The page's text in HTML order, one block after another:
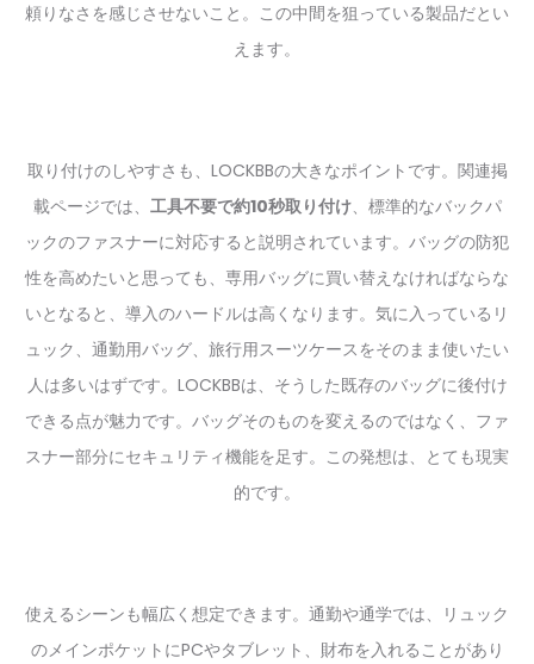
頼りなさを感じさせないこと。この中間を狙っている製品だとい
えます。
取り付けのしやすさも、LOCKBBの大きなポイントです。関連掲
載ページでは、 工具不要で約10秒取り付け、標準的なバックパ
ックのファスナーに対応すると説明されています。バッグの防犯
性を高めたいと思っても、専用バッグに買い替えなければならな
いとなると、導入のハードルは高くなります。気に入っているリ
ュック、通勤用バッグ、旅行用スーツケースをそのまま使いたい
人は多いはずです。LOCKBBは、そうした既存のバッグに後付け
できる点が魅力です。バッグそのものを変えるのではなく、ファ
スナー部分にセキュリティ機能を足す。この発想は、とても現実
的です。
使えるシーンも幅広く想定できます。通勤や通学では、リュック
のメインポケットにPCやタブレット、財布を入れることがあり